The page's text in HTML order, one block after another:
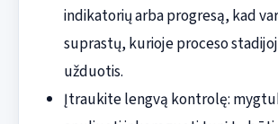
indikatorių arba progresą, kad
suprastų, kurioje proceso
užduotis.
Įtraukite lengvą kontrolę: